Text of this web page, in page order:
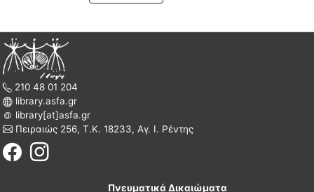
εθνικοτήτων, φύλων, φυλών,
χρησιμοποιούσαν ποικίλα εκφραστικά
210 48 01 204
library.asfa.gr
library[at]asfa.gr
Πειραιώς 256, Τ.Κ. 18233, Αγ. Ι. Ρέντης
Πνευματικά Δικαιώματα